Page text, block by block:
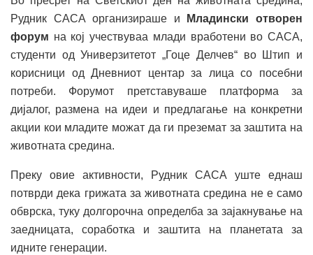
Рудник САСА организираше и
Младински отворен
форум на кој учествуваа млади вработени во САСА,
студенти од Универзитетот „Гоце Делчев“ во Штип и
корисници од Дневниот центар за лица со посебни
потреби. Форумот претставуваше платформа за
дијалог, размена на идеи и предлагање на конкретни
акции кои младите можат да ги преземат за заштита на
животната средина.
Преку овие активности, Рудник САСА уште еднаш
потврди дека грижата за животната средина не е само
обврска, туку долгорочна определба за зајакнување на
заедницата, соработка и заштита на планетата за
идните генерации.